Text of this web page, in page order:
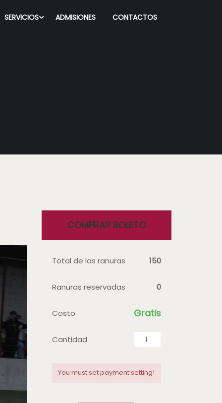
SERVICIOS ADMISIONES CONTACTOS
COMPRAR BOLETO
Total de las ranuras 150
Ranuras reservadas 0
Costo Gratis
Cantidad
You must set payment setting!